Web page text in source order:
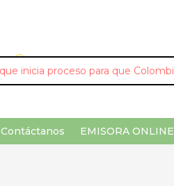
U ¡Buscar por palabra clave!
Contáctanos EMISORA ONLINE